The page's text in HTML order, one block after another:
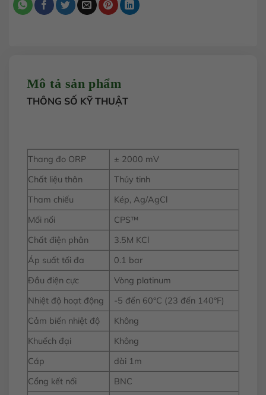
Mô tả sản phẩm
THÔNG SỐ KỸ THUẬT
Thang đo ORP
± 2000 mV
Chất liệu thân
Thủy tinh
Tham chiếu
Kép, Ag/AgCl
Mối nối
CPS™
Chất điện phân
3.5M KCl
Áp suất tối đa
0.1 bar
Đầu điện cực
Vòng platinum
Nhiệt độ hoạt động
-5 đến 60°C (23 đến 140°F)
Cảm biến nhiệt độ
Không
Khuếch đại
Không
Cáp
dài 1m
Cổng kết nối
BNC